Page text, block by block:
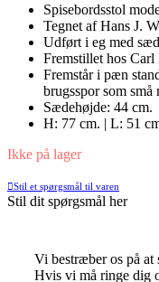
Spisebordsstol
Tegnet af Hans J.
Udført i eg med
Fremstillet hos Carl
Fremstår i pæn
brugsspor som
Sædehøjde: 44 cm.
H: 77 cm. | L: 51
Ikke på lager
Stil et spørgsmål til varen
Stil dit spørgsmål her
Vi bestræber os på at
Hvis vi må ringe dig